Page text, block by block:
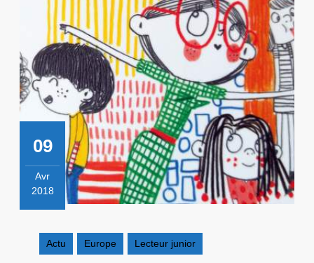
09
Avr
2018
2018
Actu
Europe Lecteur junior